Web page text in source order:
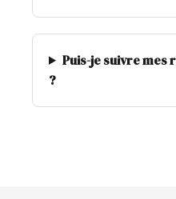
Puis-je suivre mes
?